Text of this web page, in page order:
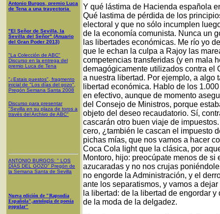
Antonio Burgos, premio Luca
de Tena a una trayectoria
"El Señor de Sevilla, la
Sevilla del Señor" (Anuario
del Gran Poder 2013)
"La Colección de ABC"
Discurso en la entrega del
premio Luca de Tena
"¿Estais puestos", fragmento
inicial de "Los días del gozo",
Pregón Semana Santa 2008
Discurso para presentar
"Sevilla en su plaza de toros a
través del Archivo de ABC"
ANTONIO BURGOS: " LOS
DÍAS DEL GOZO" Pregón de
la Semana Santa de Sevilla
Nueva edición de "Rapsodia
Española",antología de poesía
popular"
Y qué lástima de Hacienda española
Qué lastima de pérdida de los
electoral y que no sólo incumplen
de la economía comunista. Nunca un
las libertades económicas. Me río yo
que le echan la culpa a Rajoy las
competencias transferidas (y en mala
demagógicamente utilizados contra el
a nuestra libertad. Por ejemplo, a
libertad económica. Hablo de los
en efectivo, aunque de momento
del Consejo de Ministros, porque
objeto del deseo recaudatorio. Sí,
cascarán otro buen viaje de
cero, ¿también le cascan el impuesto
pichas mías, que nos vamos a hacer
Coca Cola light que la clásica, por
Montoro, hijo: preocúpate menos de
azucaradas y no nos crujas
no engorde la Administración, y el
ante los separatismos, y vamos a
la libertad: de la libertad de engordar
de la moda de la delgadez.